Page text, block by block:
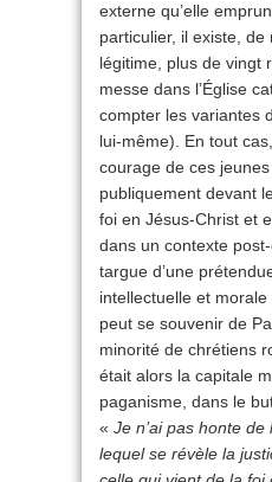
externe qu’elle
particulier, il existe,
légitime, plus de vingt
messe dans l’Église
compter les variantes
lui-même). En tout
courage de ces
publiquement devant
foi en Jésus-Christ et
dans un contexte
targue d’une
intellectuelle et
peut se souvenir de
minorité de chrétiens
était alors la capitale
paganisme, dans le
« Je n’ai pas honte
lequel se révèle la